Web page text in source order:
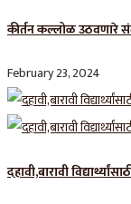
कीर्तन कल्लोळ उठवणारे
February 23, 2024
दहावी,बारावी